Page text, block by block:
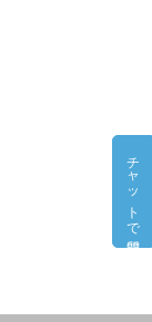
チャットで質問